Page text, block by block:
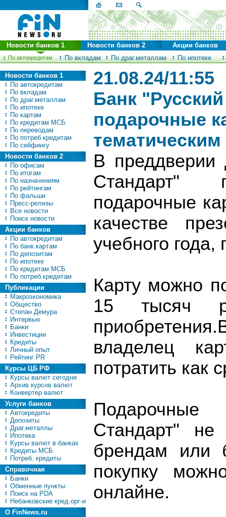
По автокредитам По вкладам По драг.металлам По ипотеке
Новости банков 1 Новости банков 2 Акции банков
Новости банков 1
По автокредитам
По вкладам
По драг.металлам
По ипотеке
По картам
По кредитам МСБ
По переводам
По потреб.кредитам
По сейфингу
Новости банков 2
По офисам
По итогам
По назначениям
По рейтингам
По фальши
Пресс-релизы
Все новости
Поиск новости
Акции банков
По автокредитам
По банк.картам
По депозитам
По ипотеке
По кредитам МСБ
По потреб.кредитам
Публикации
Макроэкономика
Общество
Степан Демура
Интервью
Банки
Инвестиции
Кредиты
Личный опыт
Рейтинг PR
Курсы ЦБ РФ
Курсы валют сегодня
Архив курсов валют
Конвертер валют
Услуги банков
Автокредиты
Депозиты
Драг.металлы
Ипотека
Курсы валют в банках
Кредиты МСБ
Потреб. кредиты
Справочная
Банки
Обменные пункты
Поиск на PDA
Небанковские кред.орг-и
О FinNews.ru
21.08.24/11:55
Банк
подарочные
В преддверии
Стандарт"
подарочные
качестве
учебного
Карту можно
15 тысяч
владелец
потратить как
Подарочные
Стандарт" не
брендам или
покупку
онлайне.